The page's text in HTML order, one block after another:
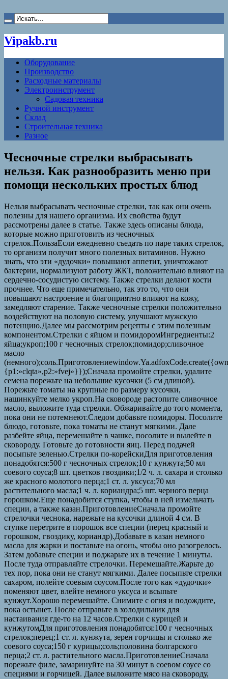
Vipakb.ru
Оборудование
Производство
Расходные материалы
Электроинструмент
Садовая техника
Ручной инструмент
Склад
Строительная техника
Разное
Чесночные стрелки выбрасывать
нельзя. Как разнообразить меню при
помощи нескольких простых блюд
Нельзя выбрасывать чесночные стрелки, так как они очень
полезны для нашего организма. Их свойства будут
рассмотрены далее в статье. Также здесь описаны блюда,
которые можно приготовить из чесночных
стрелок.ПользаЕсли ежедневно съедать по паре таких стрелок,
то организм получит много полезных витаминов. Нужно
знать, что эти «дудочки» повышают аппетит, уничтожают
бактерии, нормализуют работу ЖКТ, положительно влияют на
сердечно-сосудистую систему. Также стрелки делают кости
прочнее. Что еще примечательно, так это то, что они
повышают настроение и благоприятно влияют на кожу,
замедляют старение. Также чесночные стрелки положительно
воздействуют на половую систему, улучшают мужскую
потенцию.Далее мы рассмотрим рецепты с этим полезным
компонентом.Стрелки с яйцом и помидоромИнгредиенты:2
яйца;укроп;100 г чесночных стрелок;помидор;сливочное
масло
{p1:»clqta»,p2:»fvej»}});Сначала промойте стрелки, удалите
семена порежьте на небольшие кусочки (5 см длиной).
Порежьте томаты на крупные по размеру кусочки,
нашинкуйте мелко укроп.На сковороде растопите сливочное
масло, выложите туда стрелки. Обжаривайте до того момента,
пока они не потемнеют.Следом добавьте помидоры. Посолите
блюдо, готовьте, пока томаты не станут мягкими. Дале
разбейте яйца, перемешайте в чашке, посолите и вылейте в
сковороду. Готовьте до готовности яиц. Перед подачей
посыпьте зеленью.Стрелки по-корейскиДля приготовления
понадобятся:500 г чесночных стрелок;10 г кунжута;50 мл
соевого соуса;8 шт. цветков гвоздики;1/2 ч. л. сахара и столько
же красного молотого перца;1 ст. л. уксуса;70 мл
растительного масла;1 ч. л. кориандра;5 шт. черного перца
горошком.Еще понадобится ступка, чтобы в ней измельчать
специи, а также казан.ПриготовлениеСначала промойте
стрелочки чеснока, нарежьте на кусочки длиной 4 см. В
ступке перетрите в порошок все специи (перец красный и
горошком, гвоздику, кориандр).Добавьте в казан немного
масла для жарки и поставьте на огонь, чтобы оно разогрелось.
Затем добавьте специи и поджарьте их в течение 1 минуты.
После туда отправляйте стрелочки. Перемешайте.Жарьте до
тех пор, пока они не станут мягкими. Далее посыпьте стрелки
сахаром, полейте соевым соусом.После того как «дудочки»
поменяют цвет, влейте немного уксуса и всыпьте
кунжут.Хорошо перемешайте. Снимите с огня и подождите,
пока остынет. После отправьте в холодильник для
настаивания где-то на 12 часов.Стрелки с курицей и
кунжутомДля приготовления понадобятся:100 г чесночных
стрелок;перец;1 ст. л. кунжута, зерен горчицы и столько же
соевого соуса;150 г курицы;соль;половина болгарского
перца;2 ст. л. растительного масла.ПриготовлениеСначала
порежьте филе, замаринуйте на 30 минут в соевом соусе со
специями и горчицей. Далее выложите мясо на сковороду,